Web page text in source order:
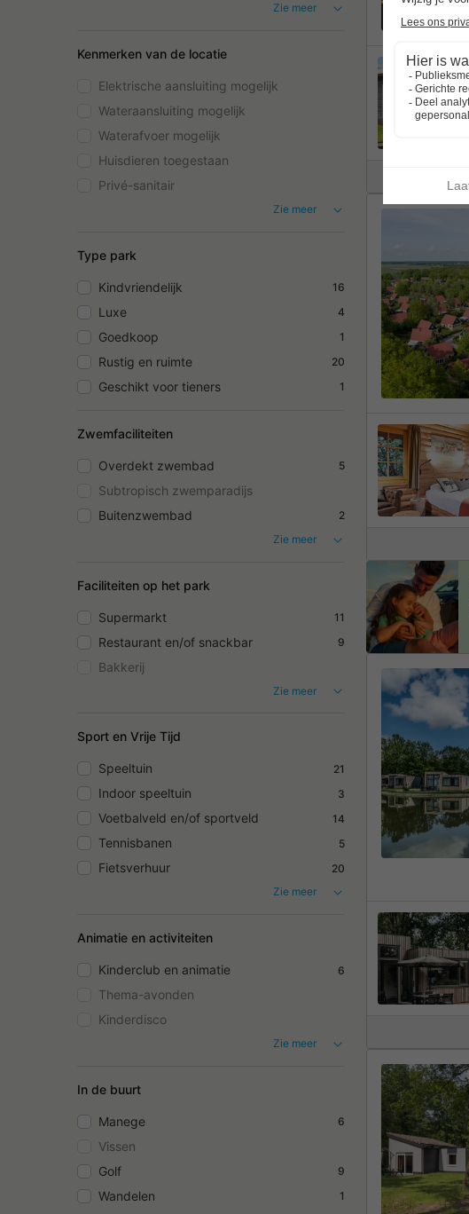
Zie meer
Kenmerken van de locatie
Elektrische aansluiting mogelijk
Wateraansluiting mogelijk
Waterafvoer mogelijk
Huisdieren toegestaan
Privé-sanitair
Zie meer
Type park
Kindvriendelijk 16
Luxe 4
Goedkoop 1
Rustig en ruimte 20
Geschikt voor tieners 1
Zwemfaciliteiten
Overdekt zwembad 5
Subtropisch zwemparadijs
Buitenzwembad
2
Zie meer
Faciliteiten op het park
Supermarkt 11
Restaurant en/of snackbar 9
Bakkerij
Zie meer
Sport en Vrije Tijd
Speeltuin 21
Indoor speeltuin 3
Voetbalveld en/of sportveld 14
Tennisbanen 5
Fietsverhuur
20
Zie meer
Animatie en activiteiten
Kinderclub en animatie 6
Thema-avonden
Kinderdisco
Zie meer
In de buurt
Manege 6
Vissen
Golf
9
Wandelen 1